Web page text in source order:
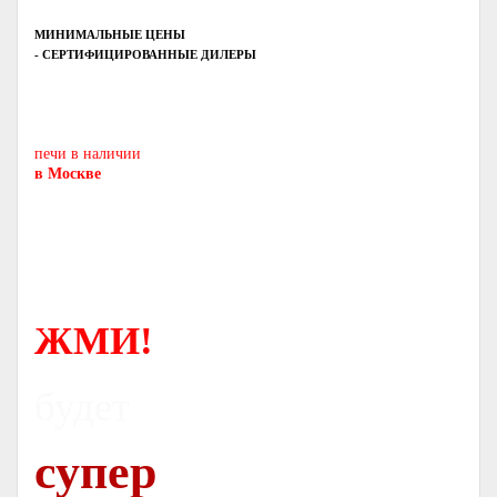
МИНИМАЛЬНЫЕ ЦЕНЫ
- СЕРТИФИЦИРОВАННЫЕ ДИЛЕРЫ
печи в наличии
в Москве
ЖМИ!
супер